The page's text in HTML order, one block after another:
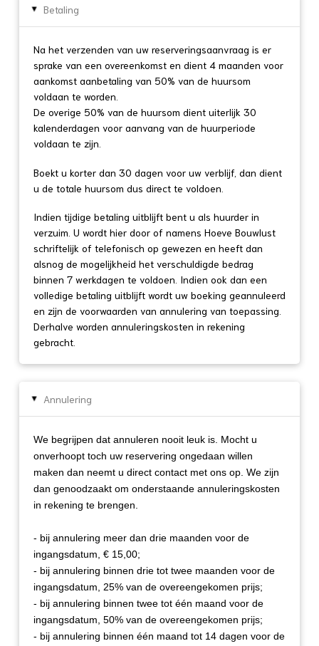
▸ Betaling
Na het verzenden van uw reserveringsaanvraag is er
sprake van een overeenkomst en dient 4 maanden voor
aankomst aanbetaling van 50% van de huursom
voldaan te worden.
De overige 50% van de huursom dient uiterlijk 30
kalenderdagen voor aanvang van de huurperiode
voldaan te zijn.
Boekt u korter dan 30 dagen voor uw verblijf, dan dient
u de totale huursom dus direct te voldoen.
Indien tijdige betaling uitblijft bent u als huurder in
verzuim. U wordt hier door of namens Hoeve Bouwlust
schriftelijk of telefonisch op gewezen en heeft dan
alsnog de mogelijkheid het verschuldigde bedrag
binnen 7 werkdagen te voldoen. Indien ook dan een
volledige betaling uitblijft wordt uw boeking geannuleerd
en zijn de voorwaarden van annulering van toepassing.
Derhalve worden annuleringskosten in rekening
gebracht.
▸ Annulering
We begrijpen dat annuleren nooit leuk is. Mocht u
onverhoopt toch uw reservering ongedaan willen
maken dan neemt u direct contact met ons op. We zijn
dan genoodzaakt om onderstaande annuleringskosten
in rekening te brengen.
- bij annulering meer dan drie maanden voor de
ingangsdatum, € 15,00;
- bij annulering binnen drie tot twee maanden voor de
ingangsdatum, 25% van de overeengekomen prijs;
- bij annulering binnen twee tot één maand voor de
ingangsdatum, 50% van de overeengekomen prijs;
- bij annulering binnen één maand tot 14 dagen voor de